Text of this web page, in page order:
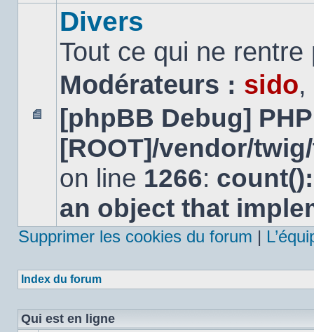
Aucun
message
non
Divers
Tout ce qui ne
Modérateurs : sido,
[phpBB Debug]
[ROOT]/vendor/
on line 1266:
an object that
Supprimer les cookies du forum |
Index du forum
Qui est en ligne